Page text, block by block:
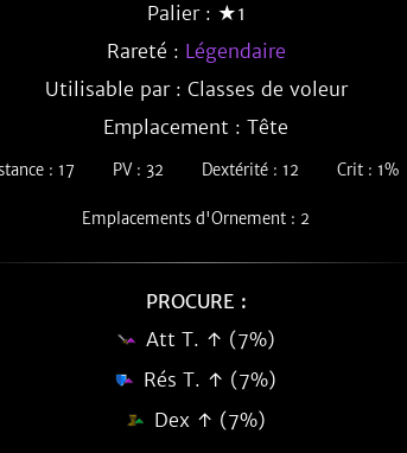
Palier : ★1
Rareté : Légendaire
Utilisable par : Classes de voleur
Emplacement : Tête
: 17 PV : 32 Dextérité : 12 Crit : 1%
Emplacements d'Ornement : 2
PROCURE :
Att T. ↑ (7%)
Rés T. ↑ (7%)
Dex ↑ (7%)